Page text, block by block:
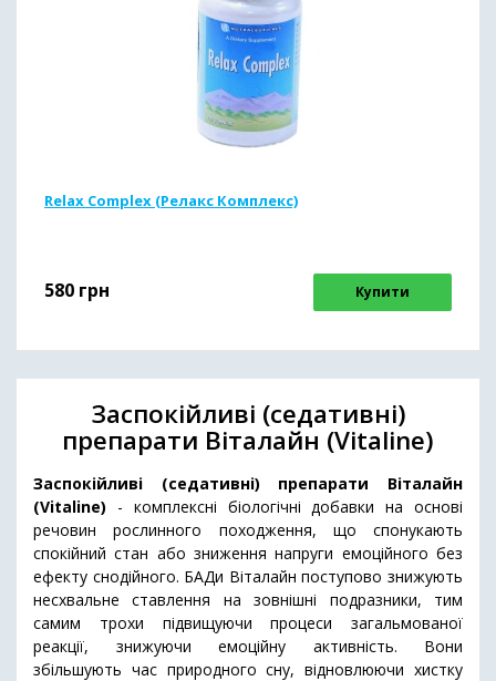
Relax Complex (Релакс Комплекс)
580 грн Купити
Заспокійливі (седативні)
препарати Віталайн (Vitaline)
Заспокійливі (седативні) препарати Віталайн
(Vitaline) - комплексні біологічні добавки на основі
речовин рослинного походження, що спонукають
спокійний стан або зниження напруги емоційного без
ефекту снодійного. БАДи Віталайн поступово знижують
несхвальне ставлення на зовнішні подразники, тим
самим трохи підвищуючи процеси загальмованої
реакції, знижуючи емоційну активність. Вони
збільшують час природного сну, відновлюючи хистку